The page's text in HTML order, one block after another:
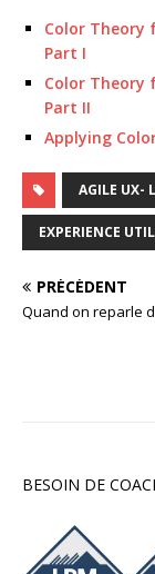
Color Theory
Part I
Color Theory
Part II
Applying
AGILE UX-
EXPERIENCE
PRÉCÉDENT
Quand on reparle
BESOIN DE